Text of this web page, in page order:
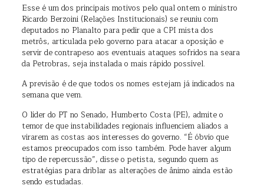
Esse é um dos principais motivos pelo qual ontem o ministro
Ricardo Berzoini (Relações Institucionais) se reuniu com
deputados no Planalto para pedir que a CPI mista dos
metrôs, articulada pelo governo para atacar a oposição e
servir de contrapeso aos eventuais ataques sofridos na seara
da Petrobras, seja instalada o mais rápido possível.
A previsão é de que todos os nomes estejam já indicados na
semana que vem.
O líder do PT no Senado, Humberto Costa (PE), admite o
temor de que instabilidades regionais influenciem aliados a
virarem as costas aos interesses do governo. “É óbvio que
estamos preocupados com isso também. Pode haver algum
tipo de repercussão”, disse o petista, segundo quem as
estratégias para driblar as alterações de ânimo ainda estão
sendo estudadas.